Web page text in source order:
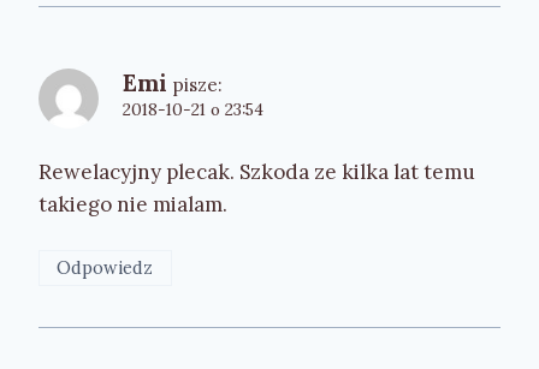
Emi pisze:
2018-10-21 o 23:54
Rewelacyjny plecak. Szkoda ze kilka lat temu
takiego nie mialam.
Odpowiedz